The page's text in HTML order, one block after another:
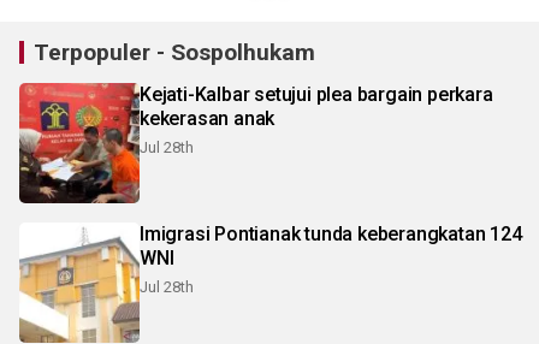
Terpopuler - Sospolhukam
Kejati-Kalbar setujui plea bargain perkara
kekerasan anak
Jul 28th
Imigrasi Pontianak tunda keberangkatan 124
WNI
Jul 28th